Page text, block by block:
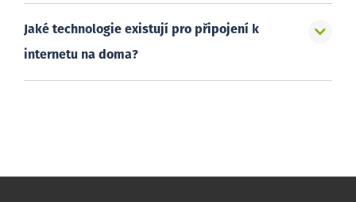
Jaké technologie existují pro připojení k
internetu na doma?